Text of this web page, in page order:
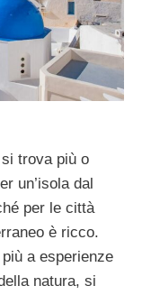
trova più o
un’isola dal
per le città
è ricco.
a esperienze
natura, si